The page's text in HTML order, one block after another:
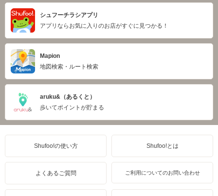
シュフーチラシアプリ
アプリならお気に入りのお店がすぐに見つかる！
Mapion
地図検索・ルート検索
aruku&（あるくと）
歩いてポイントが貯まる
Shufoo!の使い方 Shufoo!とは
よくあるご質問 ご利用についてのお問い合わせ